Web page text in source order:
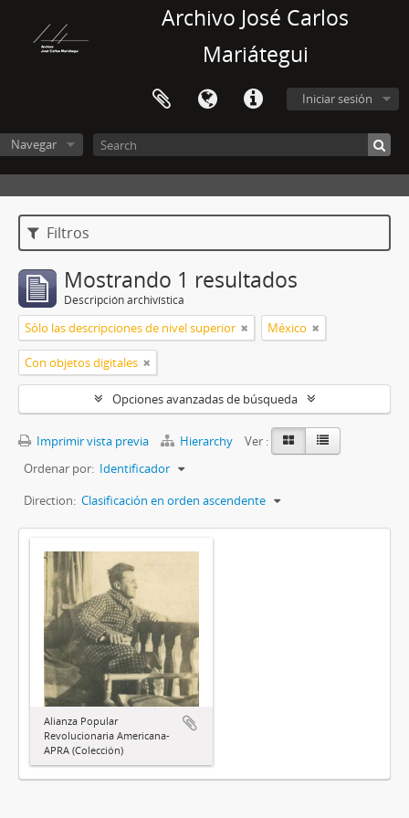
Archivo José Carlos
Mariátegui
Iniciar sesión
Navegar
Filtros
Mostrando 1 resultados
Descripción archivística
Sólo las descripciones de nivel superior México
Con objetos digitales
Opciones avanzadas de búsqueda
Imprimir vista previa Hierarchy
Ver :
Ordenar por: Identificador
Direction: Clasificación en orden ascendente
Alianza Popular
Revolucionaria Americana-
APRA (Colección)